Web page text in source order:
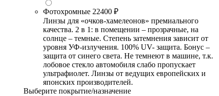
Фотохромные 22400 ₽
Линзы для «очков-хамелеонов» премиального
качества. 2 в 1: в помещении – прозрачные, на
солнце – темные. Степень затемнения зависит от
уровня УФ-излучения. 100% UV- защита. Бонус –
защита от синего света. Не темнеют в машине, т.к.
лобовое стекло автомобиля слабо пропускает
ультрафиолет. Линзы от ведущих европейских и
японских производителей.
Выберите покрытие/назначение